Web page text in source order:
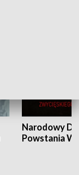
Narodowy
Powstania